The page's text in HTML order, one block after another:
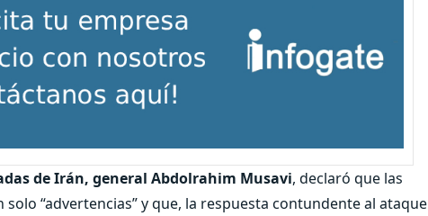
de Irán, general Abdolrahim Musavi, declaró que las
“advertencias” y que, la respuesta contundente al ataque